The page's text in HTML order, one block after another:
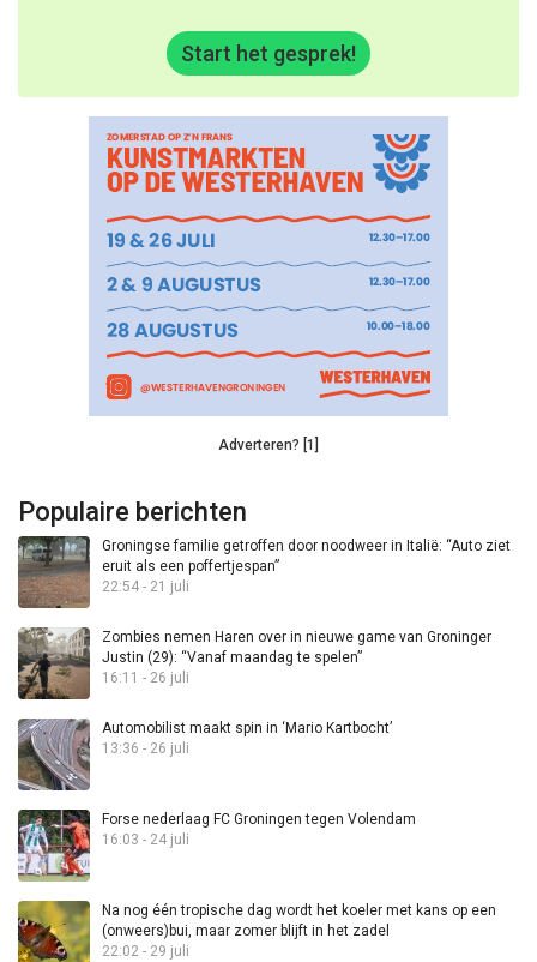
Start het gesprek!
Adverteren? [1]
Populaire berichten
Groningse familie getroffen door noodweer in Italië: “Auto ziet
eruit als een poffertjespan”
22:54 - 21 juli
Zombies nemen Haren over in nieuwe game van Groninger
Justin (29): “Vanaf maandag te spelen”
16:11 - 26 juli
Automobilist maakt spin in ‘Mario Kartbocht’
13:36 - 26 juli
Forse nederlaag FC Groningen tegen Volendam
16:03 - 24 juli
Na nog één tropische dag wordt het koeler met kans op een
(onweers)bui, maar zomer blijft in het zadel
22:02 - 29 juli